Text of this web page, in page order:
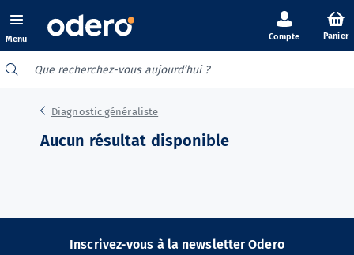
Menu Panier
Diagnostic généraliste
Aucun résultat disponible
Inscrivez-vous à la newsletter Odero